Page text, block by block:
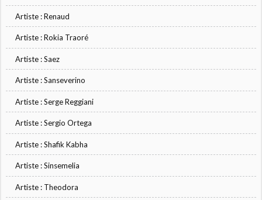
Artiste : Renaud
Artiste : Rokia Traoré
Artiste : Saez
Artiste : Sanseverino
Artiste : Serge Reggiani
Artiste : Sergio Ortega
Artiste : Shafik Kabha
Artiste : Sinsemelia
Artiste : Theodora